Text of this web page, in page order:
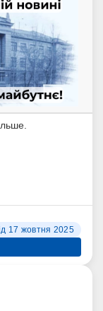
17 жовтня 2025